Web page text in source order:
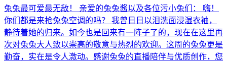
兔兔最可爱最无敌！ 亲爱的兔兔酱以及各位污小兔们： 嗨！
你们都是来抢兔兔空调的吗？ 我曾日日以泪洗面浸湿衣袖，
静待着她的归来。如今也是回来有一阵子了的，现在在这里再
次对兔兔大人致以崇高的敬意与热烈的欢迎。这周的兔兔更是
勤奋，实在是令人激动。感谢兔兔的直播陪伴与优质创作，您